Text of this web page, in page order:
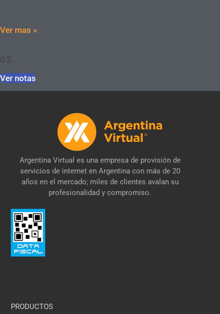
Ver mas »
Ver notas
Argentina Virtual es una empresa de provisión de
servicios de internet en Argentina con más de 20
años en el mercado; miles de clientes avalan su
profesionalidad y compromiso.
PRODUCTOS